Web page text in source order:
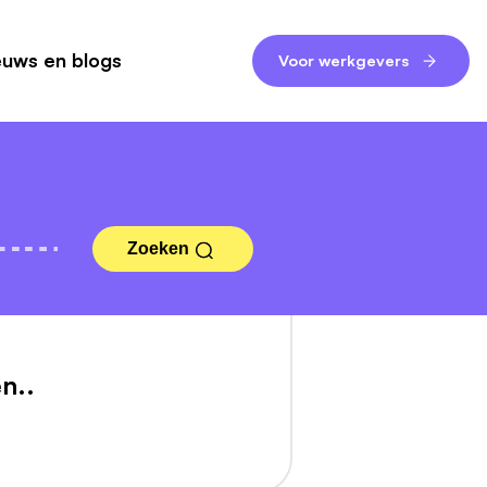
en blogs Voor werkgevers
Zoeken